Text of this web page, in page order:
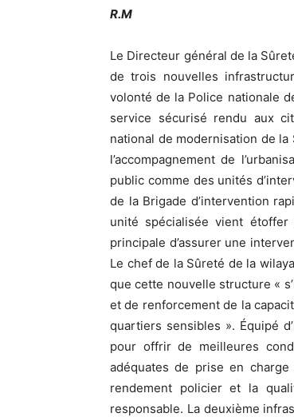
R.M
Le Directeur général de la
de trois nouvelles
volonté de la Police nationale
service sécurisé rendu aux
national de modernisation de
l’accompagnement de
public comme des unités
de la Brigade d’intervention
unité spécialisée vient
principale d’assurer une
Le chef de la Sûreté de la
que cette nouvelle structure «
et de renforcement de la
quartiers sensibles ». Équipé
pour offrir de meilleures
adéquates de prise en
rendement policier et la
responsable. La deuxième